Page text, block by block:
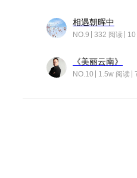
相遇朝晖中
NO.9 332 阅读 10
《美丽云南》
NO.10 1.5w 阅读